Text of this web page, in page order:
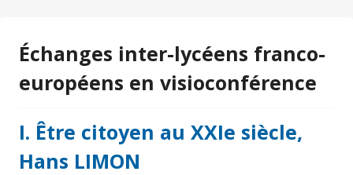
Échanges inter-lycéens franco-
européens en visioconférence
I. Être citoyen au XXIe siècle,
Hans LIMON